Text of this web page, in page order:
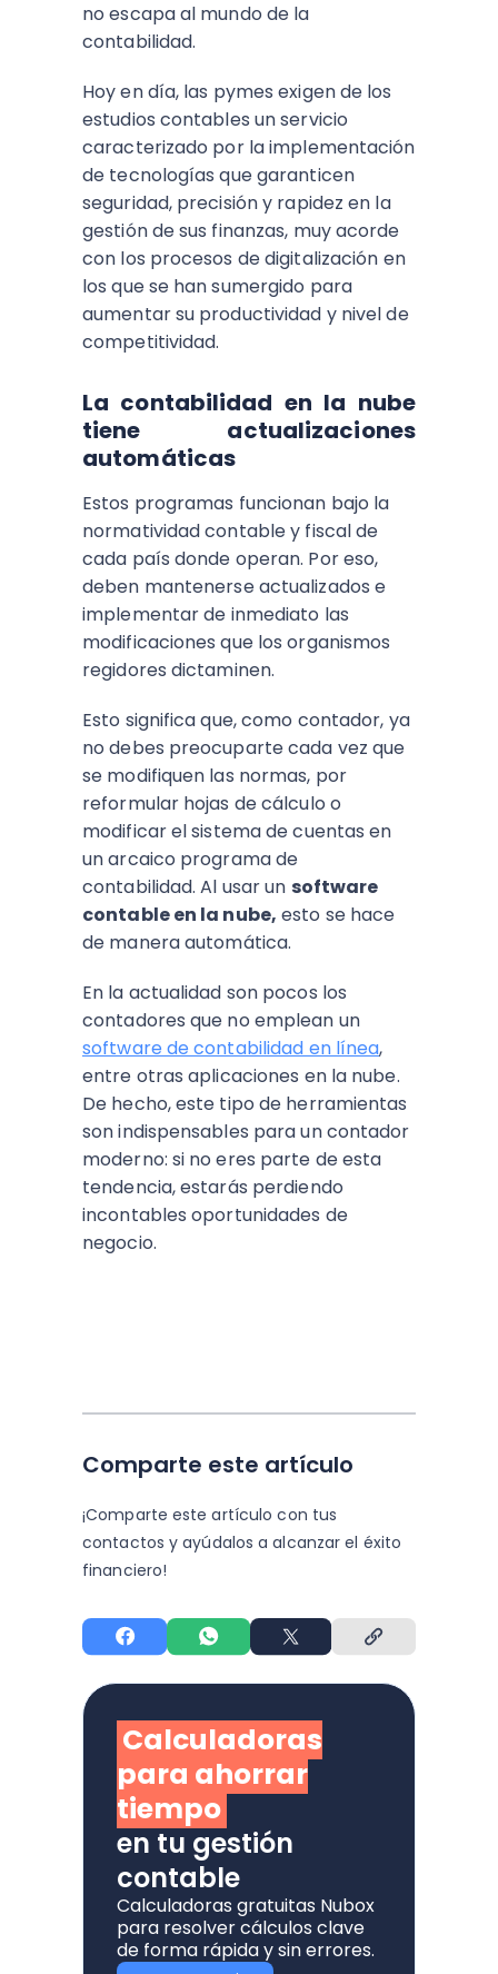
no escapa al mundo de la
contabilidad.
Hoy en día, las pymes exigen de los
estudios contables un servicio
caracterizado por la implementación
de tecnologías que garanticen
seguridad, precisión y rapidez en la
gestión de sus finanzas, muy acorde
con los procesos de digitalización en
los que se han sumergido para
aumentar su productividad y nivel de
competitividad.
La contabilidad en la nube
tiene actualizaciones
automáticas
Estos programas funcionan bajo la
normatividad contable y fiscal de
cada país donde operan. Por eso,
deben mantenerse actualizados e
implementar de inmediato las
modificaciones que los organismos
regidores dictaminen.
Esto significa que, como contador, ya
no debes preocuparte cada vez que
se modifiquen las normas, por
reformular hojas de cálculo o
modificar el sistema de cuentas en
un arcaico programa de
contabilidad. Al usar un software
contable en la nube, esto se hace
de manera automática.
En la actualidad son pocos los
contadores que no emplean un
software de contabilidad en línea,
entre otras aplicaciones en la nube.
De hecho, este tipo de herramientas
son indispensables para un contador
moderno: si no eres parte de esta
tendencia, estarás perdiendo
incontables oportunidades de
negocio.
Comparte este artículo
¡Comparte este artículo con tus
contactos y ayúdalos a alcanzar el éxito
financiero!
Calculadoras
para ahorrar
tiempo
en tu gestión
contable
Calculadoras gratuitas Nubox
para resolver cálculos clave
de forma rápida y sin errores.